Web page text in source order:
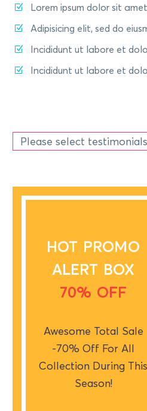
Lorem ipsum dolor sit amet
Adipisicing elit, sed do
Incididunt ut labore et
Incididunt ut labore et
Please select
HOT PROMO
ALERT BOX
70% OFF
Awesome Total Sale
-70% Off For All
Collection During This
Season!